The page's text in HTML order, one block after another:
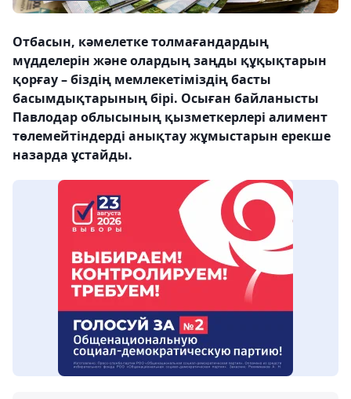
Отбасын, кәмелетке толмағандардың
мүдделерін және олардың заңды құқықтарын
қорғау – біздің мемлекетіміздің басты
басымдықтарының бірі. Осыған байланысты
Павлодар облысының қызметкерлері алимент
төлемейтіндерді анықтау жұмыстарын ерекше
назарда ұстайды.